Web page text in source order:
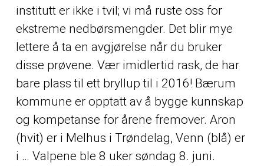
institutt er ikke i tvil; vi må ruste oss for
ekstreme nedbørsmengder. Det blir mye
lettere å ta en avgjørelse når du bruker
disse prøvene. Vær imidlertid rask, de har
bare plass til ett bryllup til i 2016! Bærum
kommune er opptatt av å bygge kunnskap
og kompetanse for årene fremover. Aron
(hvit) er i Melhus i Trøndelag, Venn (blå) er
i … Valpene ble 8 uker søndag 8. juni.